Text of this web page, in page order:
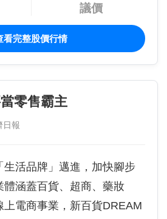
議價
看完整股價行情
零售霸主
日報
生活品牌」邁進，加快腳步
體涵蓋百貨、超商、藥妝
上電商事業，新百貨DREAM